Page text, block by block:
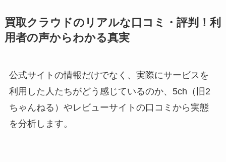
買取クラウドのリアルな口コミ・評判！利
用者の声からわかる真実
公式サイトの情報だけでなく、実際にサービスを
利用した人たちがどう感じているのか、5ch（旧2
ちゃんねる）やレビューサイトの口コミから実態
を分析します。